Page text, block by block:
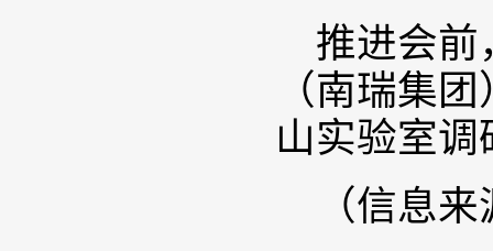
推进会前
（南瑞集
山实验室
（信息